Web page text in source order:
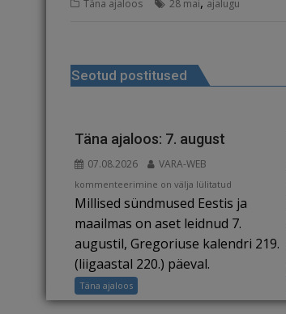
c
b
o
k
ai k
dI
n
d
st
Täna ajaloos 28 mai ajalugu
Seotud postitused
Täna ajaloos: 7. august
07.08.2026 VARA-WEB
Täna
ajaloos:
7.
kommenteerimine on välja lülitatud
Millised sündmused Eestis ja
maailmas on aset leidnud 7.
augustil, Gregoriuse kalendri 219.
(liigaastal 220.) päeval.
Täna ajaloos